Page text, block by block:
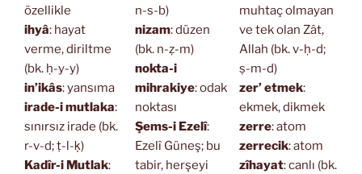
özellikle
ihyâ: hayat
verme, diriltme
(bk. ḥ-y-y)
in’ikâs: yansıma
irade-i mutlaka:
sınırsız irade (bk.
r-v-d; ṭ-l-ḳ)
Kadîr-i Mutlak:
n-s-b)
nizam: düzen
(bk. n-ẓ-m)
nokta-i
mihrakiye: odak
noktası
Şems-i Ezelî:
Ezelî Güneş; bu
tabir, herşeyi
muhtaç olmayan
ve tek olan Zât,
Allah (bk. v-ḥ-d;
ṣ-m-d)
zer’ etmek:
ekmek, dikmek
zerre: atom
zerrecik: atom
zîhayat: canlı (bk.